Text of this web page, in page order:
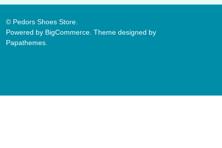
© Pedors Shoes Store.
Powered by BigCommerce . Theme designed by
Papathemes